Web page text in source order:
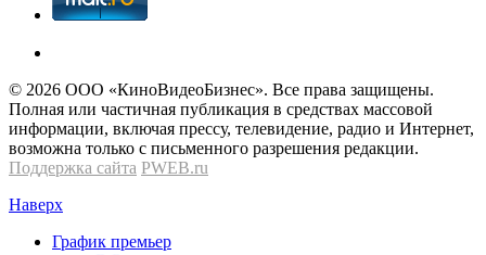
© 2026 OOО «КиноВидеоБизнес». Все права защищены.
Полная или частичная публикация в средствах массовой
информации, включая прессу, телевидение, радио и Интернет,
возможна только с письменного разрешения редакции.
Поддержка сайта PWEB.ru
Наверх
График премьер